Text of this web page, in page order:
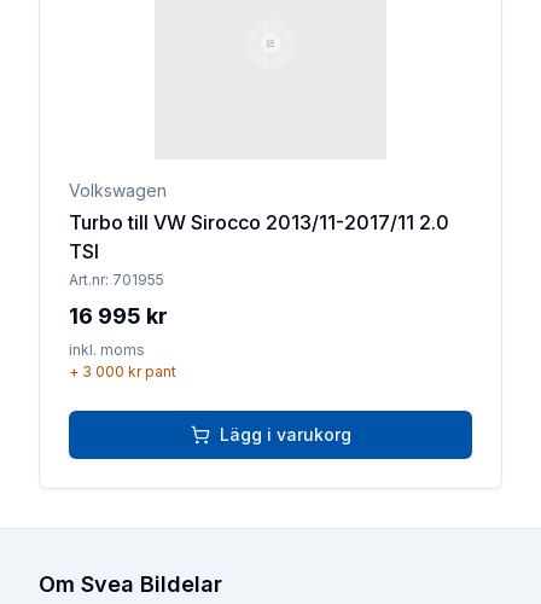
Volkswagen
Turbo till VW Sirocco 2013/11-2017/11 2.0
TSI
Art.nr: 701955
16 995 kr
inkl. moms
+ 3 000 krpant
Lägg i varukorg
Om Svea Bildelar